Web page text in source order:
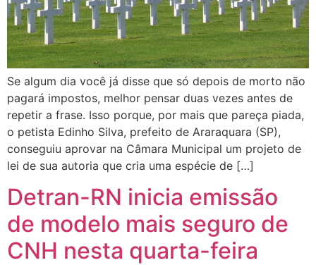
Se algum dia você já disse que só depois de morto não
pagará impostos, melhor pensar duas vezes antes de
repetir a frase. Isso porque, por mais que pareça piada,
o petista Edinho Silva, prefeito de Araraquara (SP),
conseguiu aprovar na Câmara Municipal um projeto de
lei de sua autoria que cria uma espécie de […]
Detran-RN inicia emissão
de modelo mais seguro de
CNH nesta quarta-feira